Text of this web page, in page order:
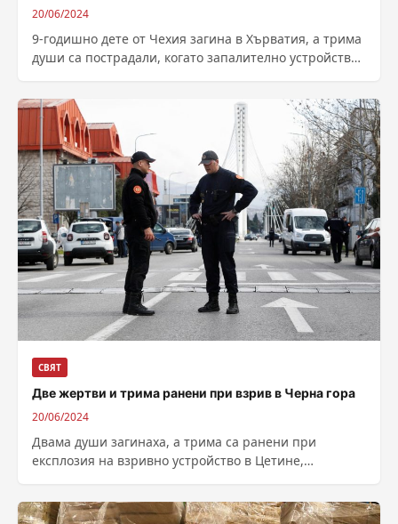
20/06/2024
9-годишно дете от Чехия загина в Хърватия, а трима
души са пострадали, когато запалително устройство
СВЯТ
Две жертви и трима ранени при взрив в Черна гора
20/06/2024
Двама души загинаха, а трима са ранени при
експлозия на взривно устройство в Цетине,